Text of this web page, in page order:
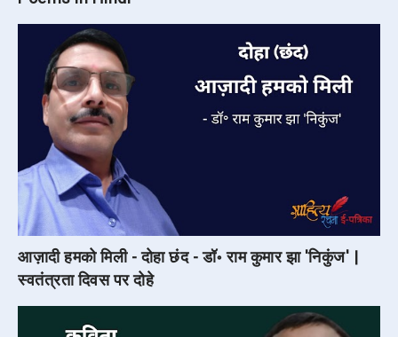
आज़ादी हमको मिली - दोहा छंद - डॉ॰ राम कुमार झा 'निकुंज' |
स्वतंत्रता दिवस पर दोहे